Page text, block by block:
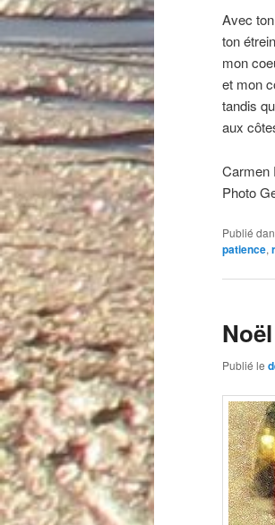
Avec
ton
mon
et mon
tandis
aux
Carmen
Photo
Publié
patience,
Noël
Publié le